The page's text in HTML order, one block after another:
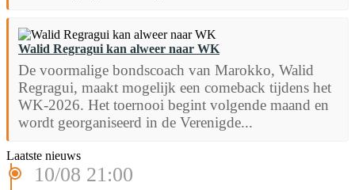
Walid Regragui kan alweer naar WK
De voormalige bondscoach van Marokko, Walid
Regragui, maakt mogelijk een comeback tijdens het
WK-2026. Het toernooi begint volgende maand en
wordt georganiseerd in de Verenigde...
Laatste nieuws
10/08 21:00